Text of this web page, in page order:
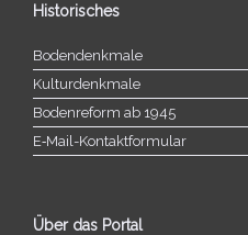
Historisches
Bodendenkmale
Kulturdenkmale
Bodenreform ab 1945
E‑Mail-​​Kontaktformular
Über das Portal